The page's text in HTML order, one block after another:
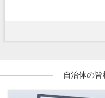
自治体の